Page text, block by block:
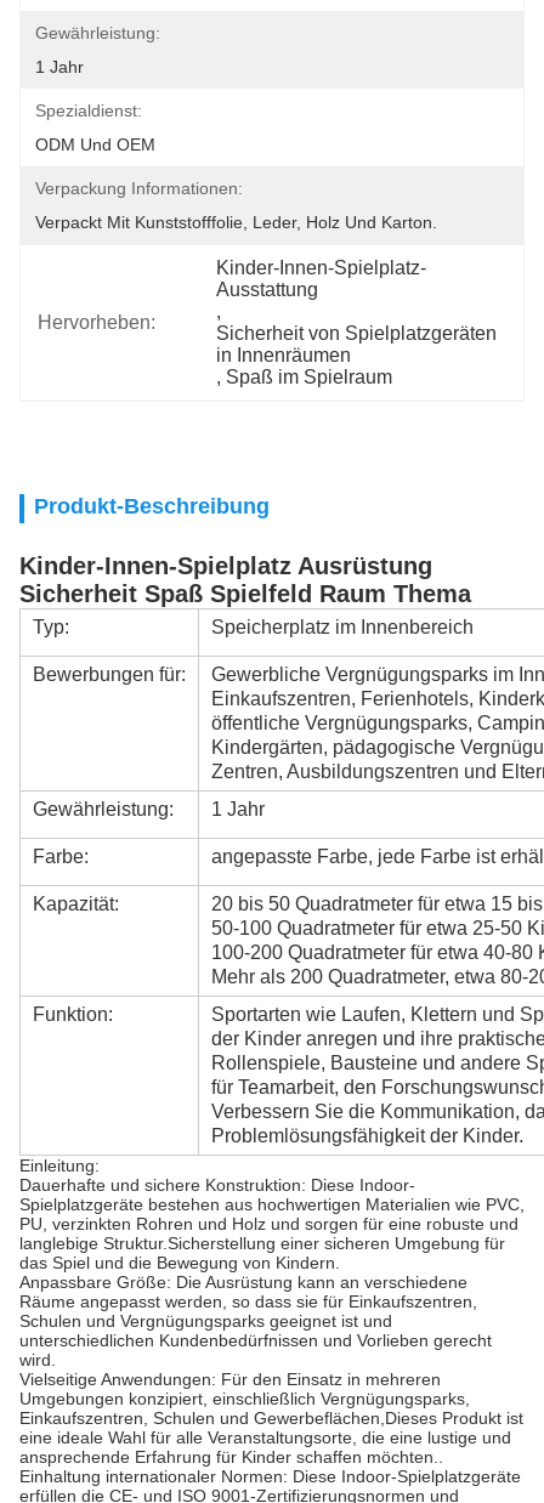
Gewährleistung:
1 Jahr
Spezialdienst:
ODM Und OEM
Verpackung Informationen:
Verpackt Mit Kunststofffolie, Leder, Holz Und Karton.
Hervorheben:
Kinder-Innen-Spielplatz-
Ausstattung
,
Sicherheit von Spielplatzgeräten
in Innenräumen
, Spaß im Spielraum
Produkt-Beschreibung
Kinder-Innen-Spielplatz Ausrüstung
Sicherheit Spaß Spielfeld Raum Thema
Typ: Speicherplatz im Innenbereich
Bewerbungen für:
Gewerbliche Vergnügungsparks im
Einkaufszentren, Ferienhotels,
öffentliche Vergnügungsparks,
Kindergärten, pädagogische
Zentren, Ausbildungszentren und
Gewährleistung:
1 Jahr
Farbe: angepasste Farbe, jede Farbe ist
Kapazität:
20 bis 50 Quadratmeter für etwa 15
50-100 Quadratmeter für etwa 25-50
100-200 Quadratmeter für etwa 40-80
Mehr als 200 Quadratmeter, etwa 80-
Funktion:
Sportarten wie Laufen, Klettern und
der Kinder anregen und ihre
Rollenspiele, Bausteine und andere
für Teamarbeit, den
Verbessern Sie die Kommunikation,
Problemlösungsfähigkeit der Kinder.
Einleitung:
Dauerhafte und sichere Konstruktion: Diese Indoor-
Spielplatzgeräte bestehen aus hochwertigen Materialien wie PVC,
PU, verzinkten Rohren und Holz und sorgen für eine robuste und
langlebige Struktur.Sicherstellung einer sicheren Umgebung für
das Spiel und die Bewegung von Kindern.
Anpassbare Größe: Die Ausrüstung kann an verschiedene
Räume angepasst werden, so dass sie für Einkaufszentren,
Schulen und Vergnügungsparks geeignet ist und
unterschiedlichen Kundenbedürfnissen und Vorlieben gerecht
wird.
Vielseitige Anwendungen: Für den Einsatz in mehreren
Umgebungen konzipiert, einschließlich Vergnügungsparks,
Einkaufszentren, Schulen und Gewerbeflächen,Dieses Produkt ist
eine ideale Wahl für alle Veranstaltungsorte, die eine lustige und
ansprechende Erfahrung für Kinder schaffen möchten..
Einhaltung internationaler Normen: Diese Indoor-Spielplatzgeräte
erfüllen die CE- und ISO 9001-Zertifizierungsnormen und